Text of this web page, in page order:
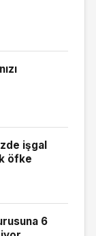
işgal
öfke
6